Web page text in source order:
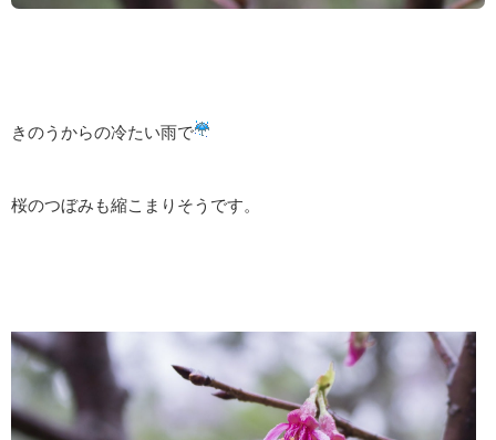
きのうからの冷たい雨で
桜のつぼみも縮こまりそうです。